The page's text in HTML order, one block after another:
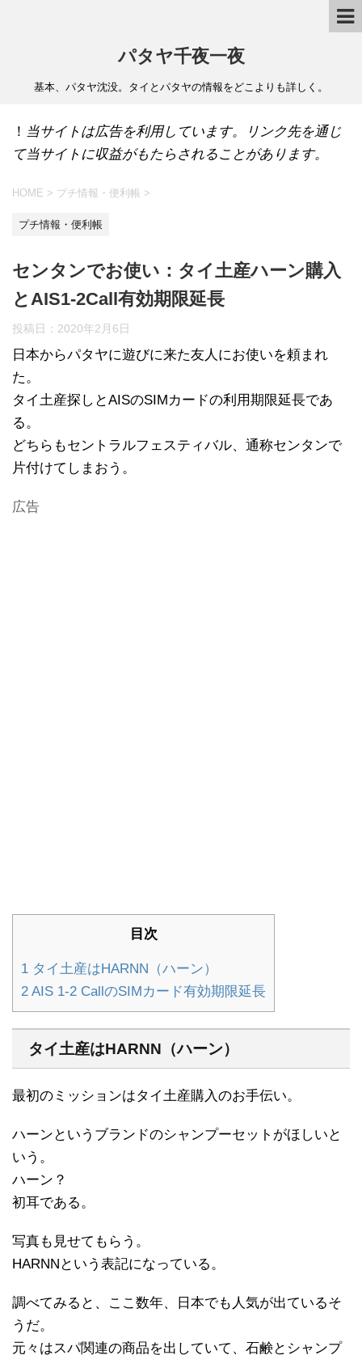
パタヤ千夜一夜
基本、パタヤ沈没。タイとパタヤの情報をどこよりも詳しく。
！ 当サイトは広告を利用しています。リンク先を通じ
て当サイトに収益がもたらされることがあります。
HOME > プチ情報・便利帳 >
プチ情報・便利帳
センタンでお使い：タイ土産ハーン購入
とAIS1-2Call有効期限延長
投稿日： 2020年2月6日
日本からパタヤに遊びに来た友人にお使いを頼まれ
た。
タイ土産探しとAISのSIMカードの利用期限延長であ
る。
どちらもセントラルフェスティバル、通称センタンで
片付けてしまおう。
広告
目次
1 タイ土産はHARNN（ハーン）
2 AIS 1-2 CallのSIMカード有効期限延長
タイ土産はHARNN（ハーン）
最初のミッションはタイ土産購入のお手伝い。
ハーンというブランドのシャンプーセットがほしいと
いう。
ハーン？
初耳である。
写真も見せてもらう。
HARNNという表記になっている。
調べてみると、ここ数年、日本でも人気が出ているそ
うだ。
元々はスパ関連の商品を出していて、石鹸とシャンプ